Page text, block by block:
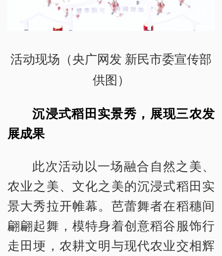
活动现场（央广网发 新民市委宣传部
供图）
沉浸式稻田实景秀，展现三农发
展成果
此次活动以一场融合自然之美、
农业之美、文化之美的沉浸式稻田实
景大秀拉开帷幕。芭蕾舞者在稻穗间
翩翩起舞，模特身着创意稻谷服饰行
走田埂，农耕文明与现代农业交相辉